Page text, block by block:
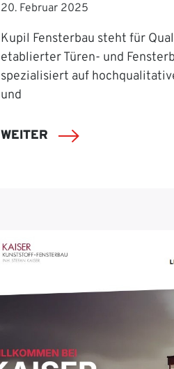
20. Februar 2025
Kupil Fensterbau steht für
etablierter Türen- und
spezialisiert auf
und
WEITER